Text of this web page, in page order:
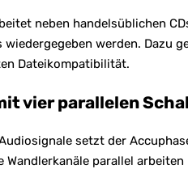
neben handelsüblichen
werden. Dazu
Dateikompatibilität.
vier parallelen
setzt der
Wandlerkanäle parallel